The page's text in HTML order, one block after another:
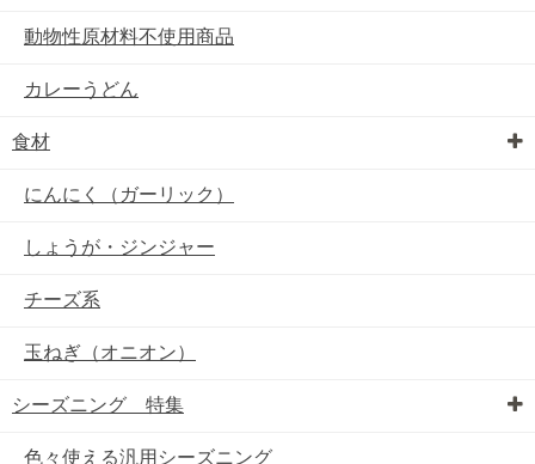
動物性原材料不使用商品
カレーうどん
食材
にんにく（ガーリック）
しょうが・ジンジャー
チーズ系
玉ねぎ（オニオン）
シーズニング 特集
色々使える汎用シーズニング